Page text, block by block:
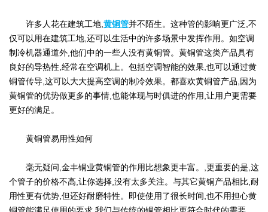
许多人花在建筑工地, 黄铜管并不陌生。这种管的影响更广泛,不
仅可以用在建筑工地,还可以生活中的许多场景中发挥作用。如空调
制冷机器通道外,他们中的一些人没有黄铜管。黄铜管这类产品具有
良好的导热性,经常在空调机上。包括空调智能的效果,也可以通过黄
铜管传导,这可以大大提高空调的制冷效果。都喜欢黄铜管产品,因为
黄铜管的优势做更多的事情,也能体现与时俱进的作用,让用户更需要
更好的满足。
黄铜管易用性如何
毫无疑问,金丰铜业黄铜管的作用比想象更丰富。,更重要的是,这
个管子的价格不高,让你选择,没有太多关注。与其它黄铜产品相比,耐
用性更有优势,但还好耐磨特性。即使使用了很长时间,也不用担心黄
铜管能满足使用的要求,我们与传统的铜管相比更符合时代的需要。